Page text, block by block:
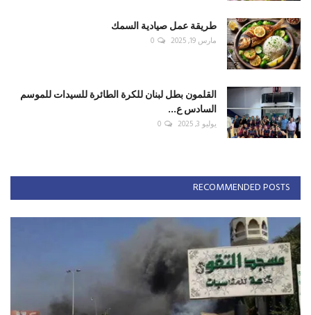
طريقة عمل صيادية السمك
مارس 19, 2025 0
القلمون بطل لبنان للكرة الطائرة للسيدات للموسم
السادس ع...
يوليو 3, 2025 0
RECOMMENDED POSTS